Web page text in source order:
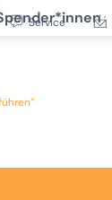
Service